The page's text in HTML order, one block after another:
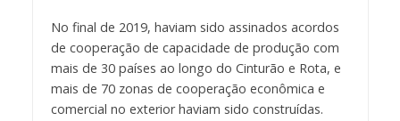
No final de 2019, haviam sido assinados acordos
de cooperação de capacidade de produção com
mais de 30 países ao longo do Cinturão e Rota, e
mais de 70 zonas de cooperação econômica e
comercial no exterior haviam sido construídas.